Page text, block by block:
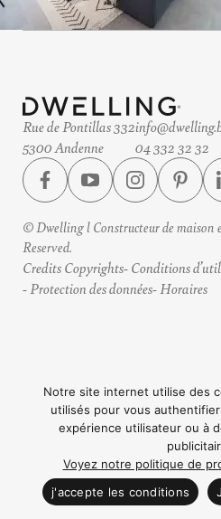
CONTACTEZ NOUS
Rue de Pontillas 332
5300 Andenne
04 332 32 32
© Dwelling l Constructeur de maison
Reserved.
Credits Copyrights Conditions
Protection des données Horaires
Notre site internet utilise des
utilisés pour vous
expérience utilisateur ou à
Voyez notre politique de
j'accepte les conditions